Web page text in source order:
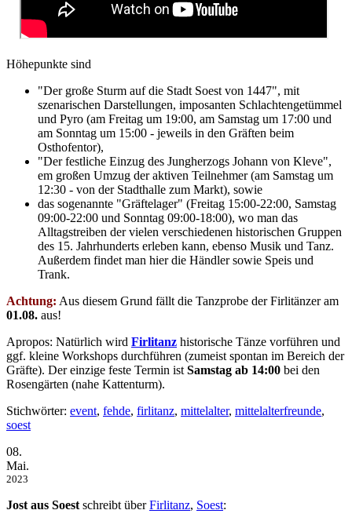
Höhepunkte sind
"Der große Sturm auf die Stadt Soest von 1447", mit
szenarischen Darstellungen, imposanten Schlachtengetümmel
und Pyro (am Freitag um 19:00, am Samstag um 17:00 und
am Sonntag um 15:00 - jeweils in den Gräften beim
Osthofentor),
"Der festliche Einzug des Jungherzogs Johann von Kleve",
em großen Umzug der aktiven Teilnehmer (am Samstag um
12:30 - von der Stadthalle zum Markt), sowie
das sogenannte "Gräftelager" (Freitag 15:00-22:00, Samstag
09:00-22:00 und Sonntag 09:00-18:00), wo man das
Alltagstreiben der vielen verschiedenen historischen Gruppen
des 15. Jahrhunderts erleben kann, ebenso Musik und Tanz.
Außerdem findet man hier die Händler sowie Speis und
Trank.
Achtung: Aus diesem Grund fällt die Tanzprobe der Firlitänzer am
01.08. aus!
Apropos: Natürlich wird Firlitanz historische Tänze vorführen und
ggf. kleine Workshops durchführen (zumeist spontan im Bereich der
Gräfte). Der einzige feste Termin ist Samstag ab 14:00 bei den
Rosengärten (nahe Kattenturm).
Stichwörter: event, fehde, firlitanz, mittelalter, mittelalterfreunde,
soest
08.
Mai.
2023
Jost aus Soest schreibt überFirlitanz, Soest: